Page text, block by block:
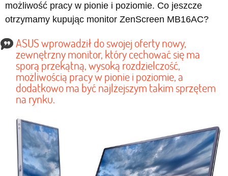
możliwość pracy w pionie i poziomie. Co jeszcze
otrzymamy kupując monitor ZenScreen MB16AC?
ASUS wprowadził do swojej oferty nowy,
zewnętrzny monitor, który cechować się ma
sporą przekątną, wysoką rozdzielczość,
możliwością pracy w pionie i poziomie, a
dodatkowo ma być najlżejszym takim sprzętem
na rynku.